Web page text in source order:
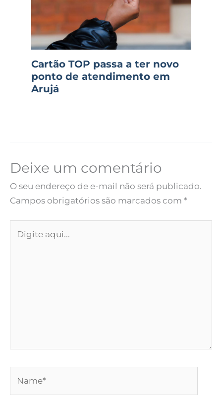
Cartão TOP passa a ter novo
ponto de atendimento em
Arujá
Deixe um comentário
O seu endereço de e-mail não será publicado.
Campos obrigatórios são marcados com *
aqui...